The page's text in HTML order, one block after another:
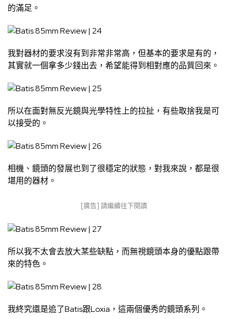
的滿足。
我對器材的要求沒有到非常非常高，但基本的要求是有的，
其實就一個拿多少錢出去，希望能得到相對應的品質回來。
所以在面對無反光鏡與光學特性上的拉扯，有些取捨我是可
以接受的。
相機、鏡頭的發展也到了很穩定的狀態，對我來說，都是很
堪用的器材。
[廣告] 請繼續往下閱讀
所以我不太會去放大某些缺點，而無視鏡頭本身的優點跟帶
來的特色。
我終究還是追了Batis跟Loxia，這兩個優秀的鏡頭系列。